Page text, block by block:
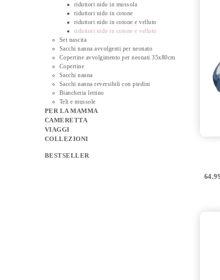
riduttori nido in mussola
riduttori nido in cotone
riduttori nido in cotone e velluto
riduttori nido in cotone e velluto
Set nascita
Sacchi nanna avvolgenti per neonato
Copertine avvolgimento per neonati 35x80cm
Copertine
Sacchi nanna
Sacchi nanna reversibili con piedini
Biancheria lettino
Teli e mussole
PER LA MAMMA
CAMERETTA
VIAGGI
COLLEZIONI
BESTSELLER